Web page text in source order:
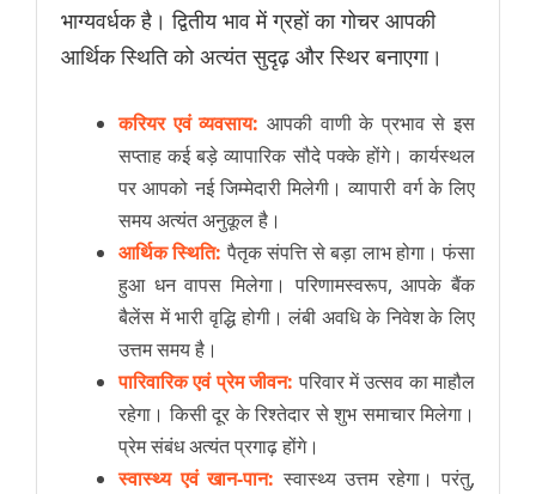
भाग्यवर्धक है। द्वितीय भाव में ग्रहों का गोचर आपकी
आर्थिक स्थिति को अत्यंत सुदृढ़ और स्थिर बनाएगा।
करियर एवं व्यवसाय: आपकी वाणी के प्रभाव से इस
सप्ताह कई बड़े व्यापारिक सौदे पक्के होंगे। कार्यस्थल
पर आपको नई जिम्मेदारी मिलेगी। व्यापारी वर्ग के लिए
समय अत्यंत अनुकूल है।
आर्थिक स्थिति: पैतृक संपत्ति से बड़ा लाभ होगा। फंसा
हुआ धन वापस मिलेगा। परिणामस्वरूप, आपके बैंक
बैलेंस में भारी वृद्धि होगी। लंबी अवधि के निवेश के लिए
उत्तम समय है।
पारिवारिक एवं प्रेम जीवन: परिवार में उत्सव का माहौल
रहेगा। किसी दूर के रिश्तेदार से शुभ समाचार मिलेगा।
प्रेम संबंध अत्यंत प्रगाढ़ होंगे।
स्वास्थ्य एवं खान-पान: स्वास्थ्य उत्तम रहेगा। परंतु,